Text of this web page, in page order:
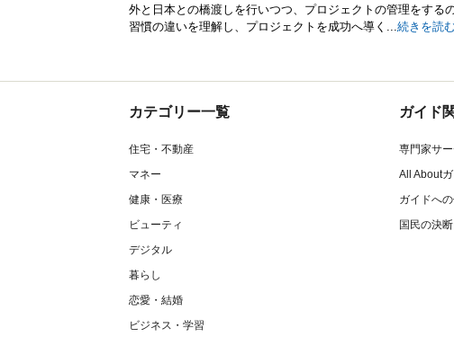
外と日本との橋渡しを行いつつ、プロジェクトの管理をする
習慣の違いを理解し、プロジェクトを成功へ導く...続きを読
カテゴリー一覧
住宅・不動産
マネー
健康・医療
ビューティ
デジタル
暮らし
恋愛・結婚
ビジネス・学習
ガイド
専門家サー
All About
ガイドへ
国民の決断